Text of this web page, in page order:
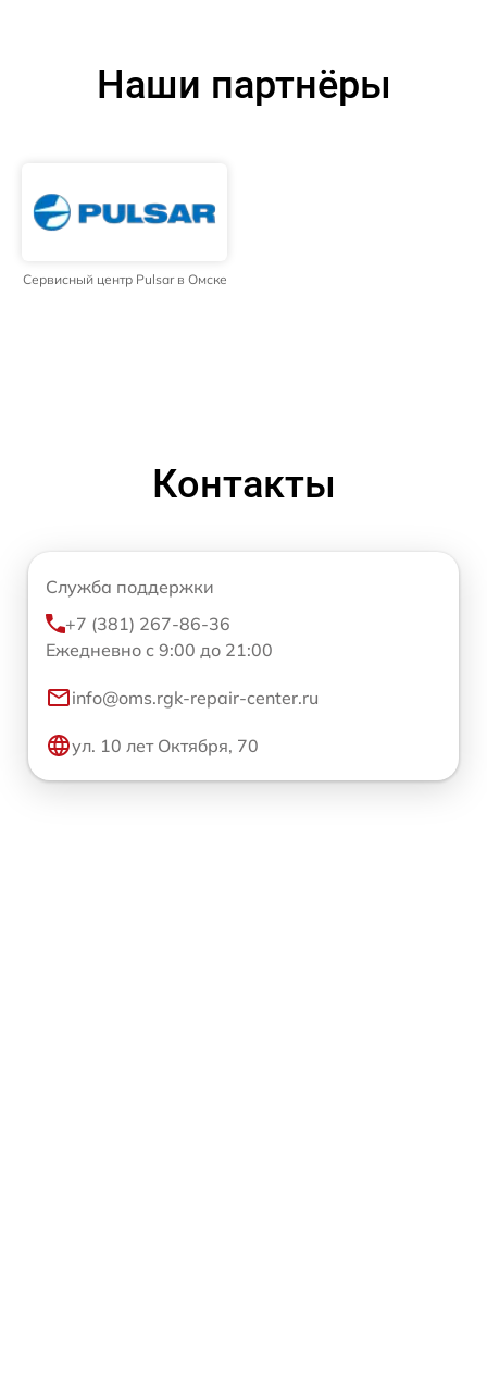
Наши партнёры
Сервисный центр Pulsar в Омске
Контакты
Служба поддержки
+7 (381) 267-86-36
Ежедневно с 9:00 до 21:00
info@oms.rgk-repair-center.ru
ул. 10 лет Октября, 70